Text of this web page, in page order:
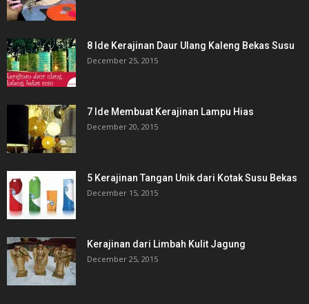
8 Ide Kerajinan Daur Ulang Kaleng Bekas Susu
December 25, 2015
7 Ide Membuat Kerajinan Lampu Hias
December 20, 2015
5 Kerajinan Tangan Unik dari Kotak Susu Bekas
December 15, 2015
Kerajinan dari Limbah Kulit Jagung
December 25, 2015